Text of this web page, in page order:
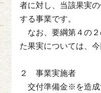
者に対し、当該果実
する事業です。
なお、要綱第４の２
た果実については、
２ 事業実施者
交付準備金※を造成